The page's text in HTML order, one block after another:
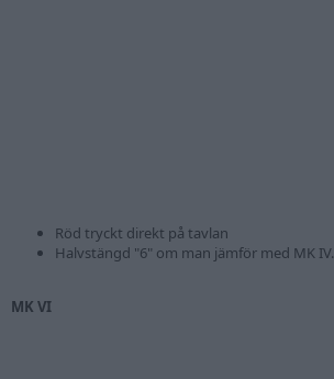
Röd tryckt direkt på tavlan
Halvstängd "6" om man jämför med MK IV.
MK VI